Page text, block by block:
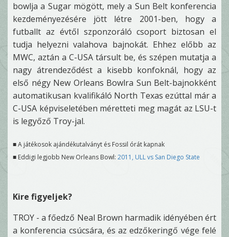
bowlja a Sugar mögött, mely a Sun Belt konferencia
kezdeményezésére jött létre 2001-ben, hogy a
futballt az évtől szponzoráló csoport biztosan el
tudja helyezni valahova bajnokát. Ehhez előbb az
MWC, aztán a C-USA társult be, és szépen mutatja a
nagy átrendeződést a kisebb konfoknál, hogy az
első négy New Orleans Bowlra Sun Belt-bajnokként
automatikusan kvalifikáló North Texas ezúttal már a
C-USA képviseletében méretteti meg magát az LSU-t
is legyőző Troy-jal.
■ A játékosok ajándékutalványt és Fossil órát kapnak
■ Eddigi legjobb New Orleans Bowl: 2011, ULL vs San Diego State
Kire figyeljek?
TROY - a főedző Neal Brown harmadik idényében ért
a konferencia csúcsára, és az edzőkeringő vége felé